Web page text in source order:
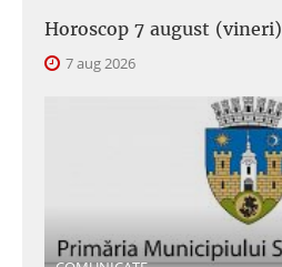
Horoscop 7 august (vineri)
7 aug 2026